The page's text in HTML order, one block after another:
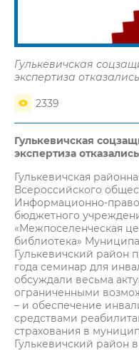
Гулькевичская
экспертиза
2339
Гулькевичская
экспертиза
Гулькевичская
Всероссийского
Информационно-
бюджетного
«Межпоселенческая
библиотека»
Гулькевичский район
года семинар для
обсуждали весьма
ограниченными
– и обеспечение
средствами
страхования в
Гулькевичский район